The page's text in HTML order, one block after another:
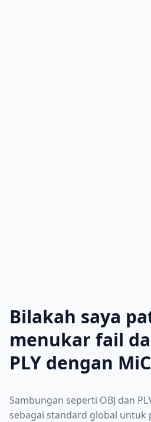
Bilakah saya
menukar fail
PLY dengan
Sambungan seperti OBJ dan
sebagai standard global untuk